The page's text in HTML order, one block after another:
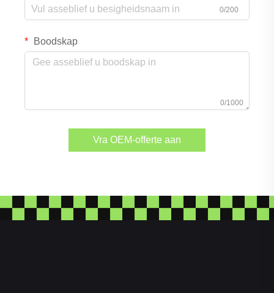
0/200
Boodskap
0/1000
Vra OEM-offerte aan